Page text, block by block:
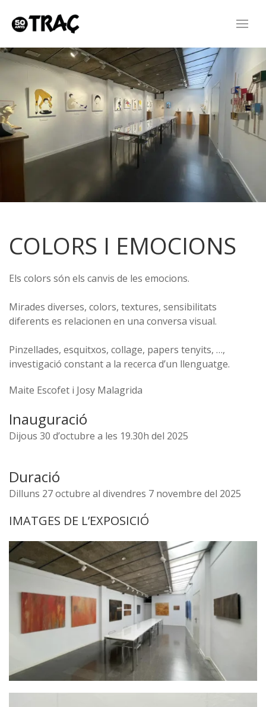
COLORS I EMOCIONS
Els colors són els canvis de les emocions.
Mirades diverses, colors, textures, sensibilitats
diferents es relacionen en una conversa visual.
Pinzellades, esquitxos, collage, papers tenyits, …,
investigació constant a la recerca d’un llenguatge.
Maite Escofet i Josy Malagrida
Inauguració
Dijous 30 d’octubre a les 19.30h del 2025
Duració
Dilluns 27 octubre al divendres 7 novembre del 2025
IMATGES DE L’EXPOSICIÓ